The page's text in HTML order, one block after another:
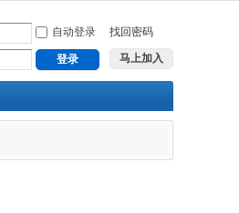
自动登录 找回密码
登录 马上加入